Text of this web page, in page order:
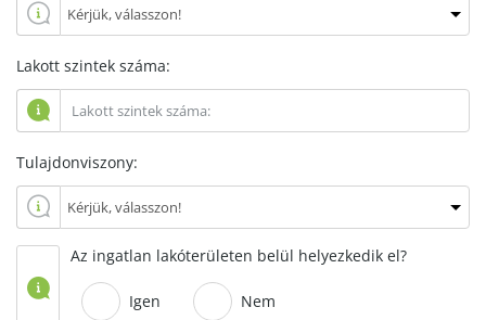
Lakott szintek száma:
Tulajdonviszony:
Az ingatlan lakóterületen belül helyezkedik el?
Igen Nem